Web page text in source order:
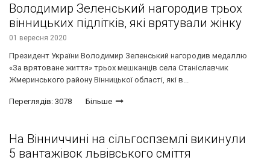
Володимир Зеленський нагородив трьох
вінницьких підлітків, які врятували жінку
01 вересня 2020
Президент України Володимир Зеленський нагородив медаллю
«За врятоване життя» трьох мешканців села Станіславчик
Жмеринського району Вінницької області, які в...
Переглядів: 3078 Більше
На Вінниччині на сільгоспземлі викинули
5 вантажівок львівського сміття